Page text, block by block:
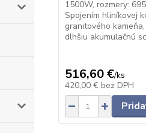
1500W, rozmery:
Spojením hliníkovej
granitového
dlhšiu akumulačnú
516,60 €/ks
420,00 € bez DPH